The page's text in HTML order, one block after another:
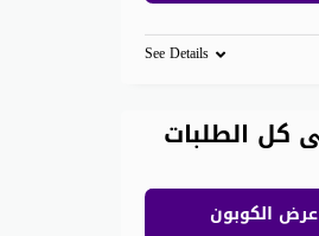
See Details
عرض الكوبون